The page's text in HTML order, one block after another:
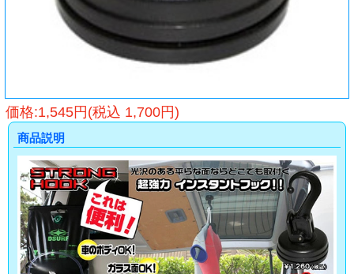
価格:1,545円(税込 1,700円)
商品説明